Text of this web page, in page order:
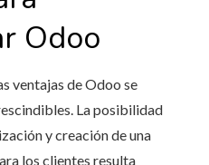
Odoo
ventajas de Odoo se
La posibilidad
y creación de una
los clientes resulta